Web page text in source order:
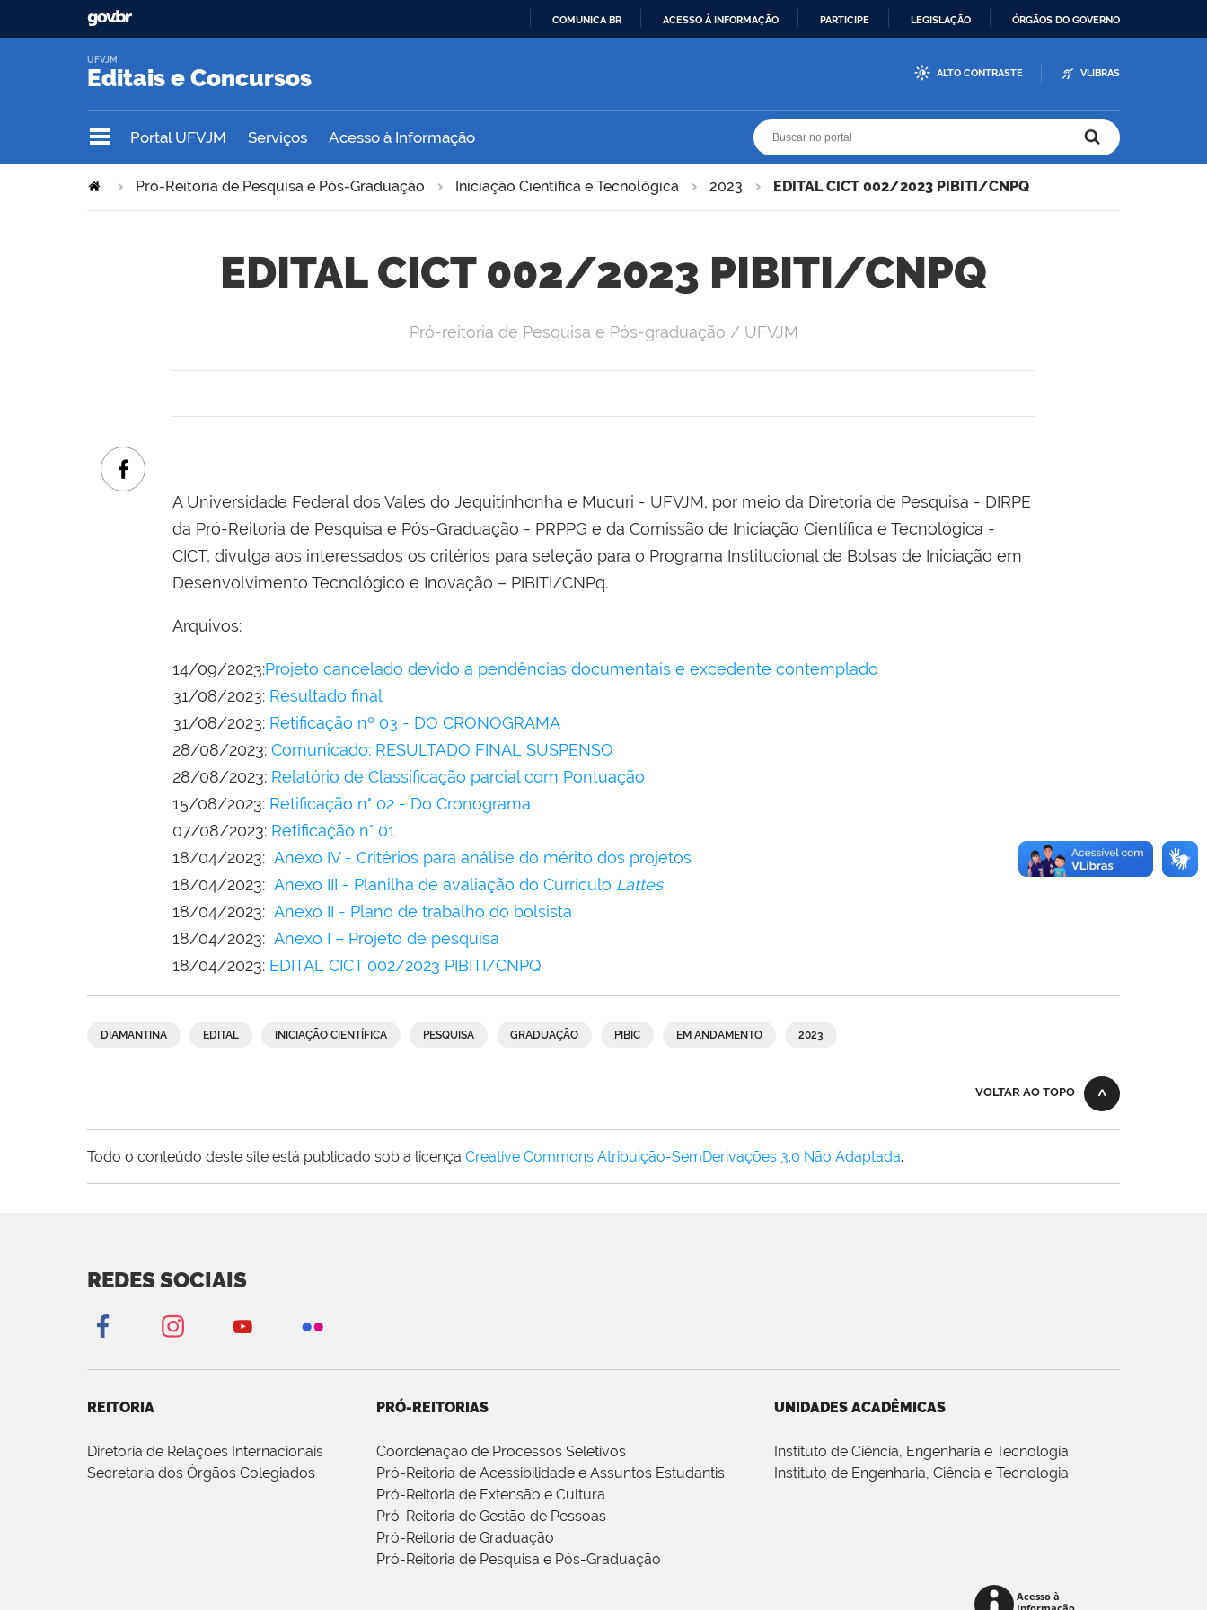
COMUNICA BR ACESSO À INFORMAÇÃO PARTICIPE LEGISLAÇÃO ÓRGÃOS DO GOVERNO
Editais e Concursos
UFVJM
ALTO CONTRASTE VLIBRAS
Portal UFVJM Serviços Acesso à Informação
Pró-Reitoria de Pesquisa e Pós-Graduação Iniciação Científica e Tecnológica 2023 EDITAL CICT 002/2023 PIBITI/CNPQ
EDITAL CICT 002/2023 PIBITI/CNPQ
Pró-reitoria de Pesquisa e Pós-graduação / UFVJM
A Universidade Federal dos Vales do Jequitinhonha e Mucuri - UFVJM, por meio da Diretoria de Pesquisa - DIRPE
da Pró-Reitoria de Pesquisa e Pós-Graduação - PRPPG e da Comissão de Iniciação Científica e Tecnológica -
CICT, divulga aos interessados os critérios para seleção para o Programa Institucional de Bolsas de Iniciação em
Desenvolvimento Tecnológico e Inovação – PIBITI/CNPq.
Arquivos:
14/09/2023:Projeto cancelado devido a pendências documentais e excedente contemplado
31/08/2023: Resultado final
31/08/2023: Retificação nº 03 - DO CRONOGRAMA
28/08/2023: Comunicado: RESULTADO FINAL SUSPENSO
28/08/2023: Relatório de Classificação parcial com Pontuação
15/08/2023: Retificação n° 02 - Do Cronograma
07/08/2023: Retificação n° 01
18/04/2023: Anexo IV - Critérios para análise do mérito dos projetos
18/04/2023: Anexo III - Planilha de avaliação do Currículo Lattes
18/04/2023: Anexo II - Plano de trabalho do bolsista
18/04/2023: Anexo I – Projeto de pesquisa
18/04/2023: EDITAL CICT 002/2023 PIBITI/CNPQ
DIAMANTINA EDITAL INICIAÇÃO CIENTÍFICA PESQUISA GRADUAÇÃO PIBIC EM ANDAMENTO 2023
VOLTAR AO TOPO
Todo o conteúdo deste site está publicado sob a licença Creative Commons Atribuição-SemDerivações 3.0 Não Adaptada.
REDES SOCIAIS
REITORIA
Diretoria de Relações Internacionais
Secretaria dos Órgãos Colegiados
PRÓ-REITORIAS
Coordenação de Processos Seletivos
Pró-Reitoria de Acessibilidade e Assuntos Estudantis
Pró-Reitoria de Extensão e Cultura
Pró-Reitoria de Gestão de Pessoas
Pró-Reitoria de Graduação
Pró-Reitoria de Pesquisa e Pós-Graduação
UNIDADES ACADÊMICAS
Instituto de Ciência, Engenharia e Tecnologia
Instituto de Engenharia, Ciência e Tecnologia